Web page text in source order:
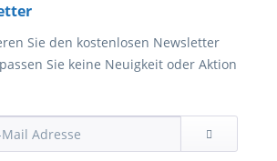
Sie den kostenlosen Newsletter
Sie keine Neuigkeit oder Aktion